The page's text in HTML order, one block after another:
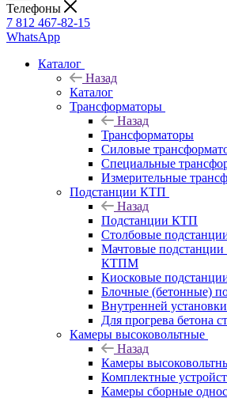
Телефоны
7 812 467-82-15
WhatsApp
Каталог
Назад
Каталог
Трансформаторы
Назад
Трансформаторы
Силовые
Специальные
Измерительные
Подстанции КТП
Назад
Подстанции КТП
Столбовые
Мачтовые
КТПМ
Киосковые
Блочные (бетонные)
Внутренней
Для прогрева
Камеры высоковольтные
Назад
Камеры
Комплектные
Камеры сборные